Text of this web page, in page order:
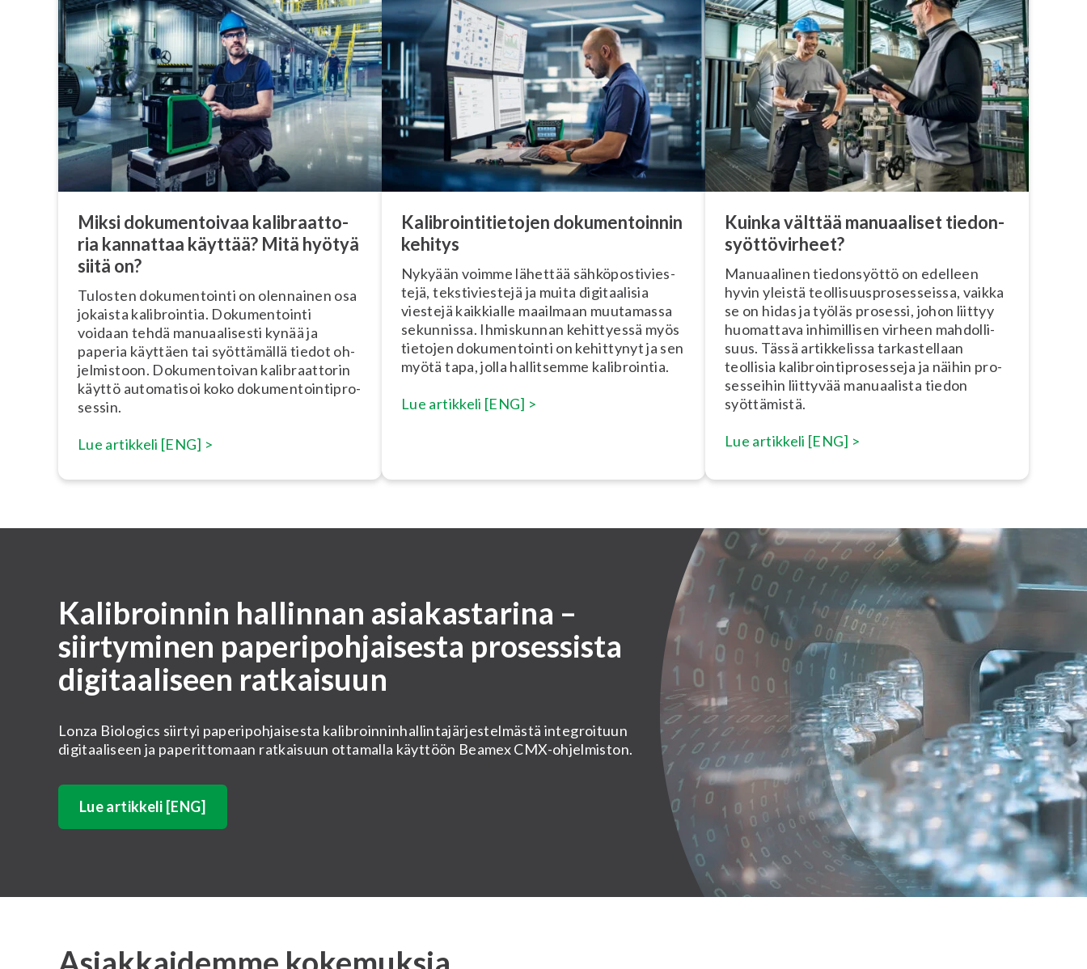
Miksi do­ku­men­toi­vaa ka­libraat­to­
ria kannattaa käyttää? Mitä hyötyä
siitä on?
Tulosten do­ku­men­toin­ti on olennainen osa
jokaista ka­libroin­tia. Do­ku­men­toin­ti
voidaan tehdä ma­nu­aa­li­ses­ti kynää ja
paperia käyttäen tai syöttämällä tiedot oh­
jel­mis­toon. Do­ku­men­toi­van ka­libraat­to­rin
käyttö automatisoi koko do­ku­men­toin­tipro­
ses­sin.
Lue artikkeli [ENG] >
Ka­libroin­ti­tie­to­jen do­ku­men­toin­nin
kehitys
Nykyään voimme lähettää säh­kö­pos­ti­vies­
te­jä, teks­ti­vies­te­jä ja muita di­gi­taa­li­sia
viestejä kaikkialle maailmaan muutamassa
sekunnissa. Ihmiskunnan kehittyessä myös
tietojen do­ku­men­toin­ti on kehittynyt ja sen
myötä tapa, jolla hallitsemme ka­libroin­tia.
Lue artikkeli [ENG] >
Kuinka välttää manuaaliset tie­don­
syöt­tö­vir­heet?
Manuaalinen tie­don­syöt­tö on edelleen
hyvin yleistä teol­li­suuspro­ses­seis­sa, vaikka
se on hidas ja työläs prosessi, johon liittyy
huomattava in­hi­mil­li­sen virheen mah­dol­li­
suus. Tässä ar­tik­ke­lis­sa tar­kas­tel­laan
teollisia ka­libroin­tipro­ses­se­ja ja näihin pro­
ses­sei­hin liittyvää manuaalista tiedon
syöttämistä.
Lue artikkeli [ENG] >
Kalibroinnin hallinnan asiakastarina –
siirtyminen paperipohjaisesta prosessista
digitaaliseen ratkaisuun
Lonza Biologics siirtyi paperipohjaisesta kalibroinninhallintajärjestelmästä integroituun
digitaaliseen ja paperittomaan ratkaisuun ottamalla käyttöön Beamex CMX-ohjelmiston.
Lue artikkeli [ENG]